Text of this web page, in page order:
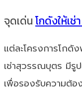
จุดเด่นโกดังให้เช่า
แต่ละโครงการโกดั
เช่าสุวรรณบุตร มีรู
เพื่อรองรับความต้อ